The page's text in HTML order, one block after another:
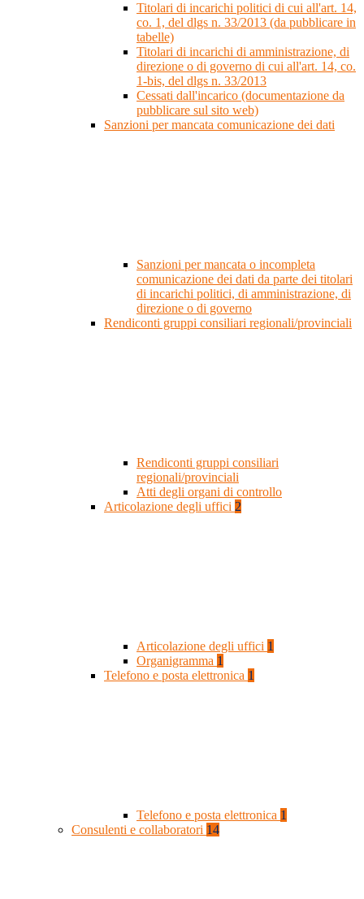
Titolari di incarichi politici di cui all'art. 14,
co. 1, del dlgs n. 33/2013 (da pubblicare in
tabelle)
Titolari di incarichi di amministrazione, di
direzione o di governo di cui all'art. 14, co.
1-bis, del dlgs n. 33/2013
Cessati dall'incarico (documentazione da
pubblicare sul sito web)
Sanzioni per mancata comunicazione dei dati
Sanzioni per mancata o incompleta
comunicazione dei dati da parte dei titolari
di incarichi politici, di amministrazione, di
direzione o di governo
Rendiconti gruppi consiliari regionali/provinciali
Rendiconti gruppi consiliari
regionali/provinciali
Atti degli organi di controllo
Articolazione degli uffici 2
Articolazione degli uffici 1
Organigramma 1
Telefono e posta elettronica 1
Telefono e posta elettronica 1
Consulenti e collaboratori 14